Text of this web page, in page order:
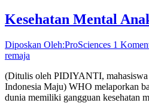
Kesehatan Mental
Diposkan Oleh:ProSciences 1
remaja
(Ditulis oleh PIDIYANTI,
Indonesia Maju) WHO melaporkan
dunia memiliki gangguan kesehatan